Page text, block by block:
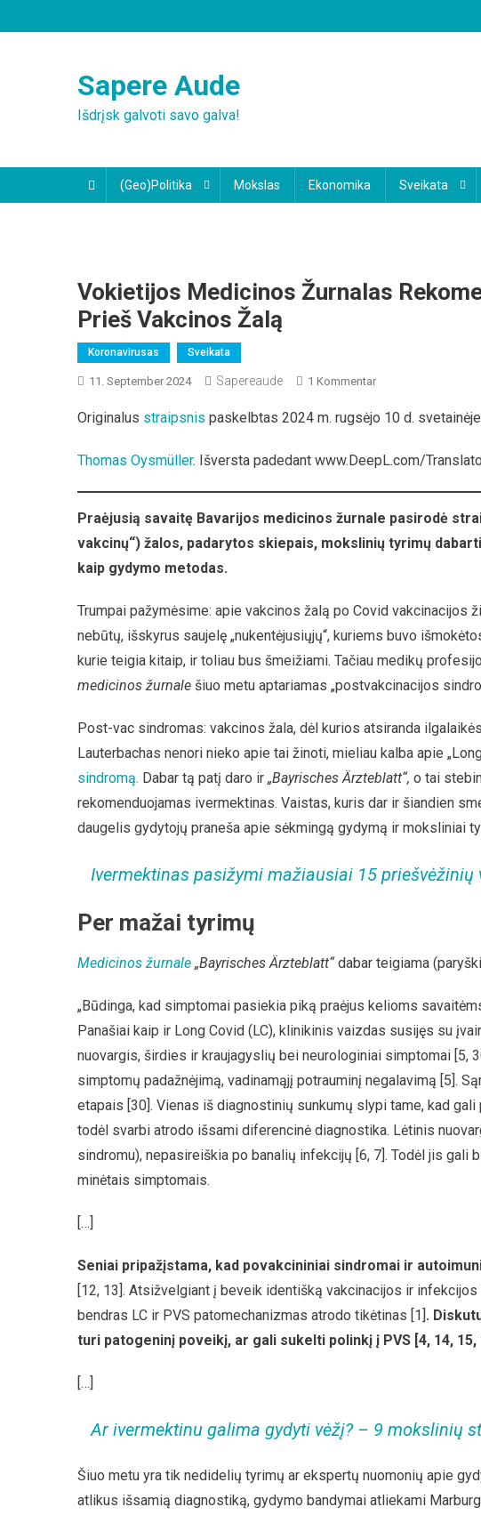
to
Sapere Aude
Išdrįsk galvoti savo galva!
(Geo)Politika Mokslas Ekonomika Sveikata
Vokietijos Medicinos Žurnalas
Prieš Vakcinos Žalą
Koronavirusas Sveikata
11. September 2024 Sapereaude 1 KommentarZu
Medicinos
Rekomenduoja
Prieš
Vakcinos
Originalus straipsnis paskelbtas 2024 m. rugsėjo 10 d. svetainėje
Thomas Oysmüller. Išversta padedant www.DeepL.com/
Praėjusią savaitę Bavarijos medicinos žurnale pasirodė
vakcinų“) žalos, padarytos skiepais, mokslinių tyrimų
kaip gydymo metodas.
Trumpai pažymėsime: apie vakcinos žalą po Covid vakcinacijos
nebūtų, išskyrus saujelę „nukentėjusiųjų“, kuriems buvo
kurie teigia kitaip, ir toliau bus šmeižiami. Tačiau medikų
medicinos žurnale šiuo metu aptariamas „postvakcinacijos
Post-vac sindromas: vakcinos žala, dėl kurios atsiranda
Lauterbachas nenori nieko apie tai žinoti, mieliau kalba apie
sindromą. Dabar tą patį daro ir „Bayrisches Ärzteblatt“, o tai
rekomenduojamas ivermektinas. Vaistas, kuris dar ir šiandien
daugelis gydytojų praneša apie sėkmingą gydymą ir moksliniai
Ivermektinas pasižymi mažiausiai 15 priešvėžinių
Per mažai tyrimų
Medicinos žurnale „Bayrisches Ärzteblatt“dabar teigiama
„Būdinga, kad simptomai pasiekia piką praėjus kelioms
Panašiai kaip ir Long Covid (LC), klinikinis vaizdas susijęs su
nuovargis, širdies ir kraujagyslių bei neurologiniai simptomai [5,
simptomų padažnėjimą, vadinamąjį potrauminį negalavimą [5].
etapais [30]. Vienas iš diagnostinių sunkumų slypi tame, kad
todėl svarbi atrodo išsami diferencinė diagnostika. Lėtinis
sindromu), nepasireiškia po banalių infekcijų [6, 7]. Todėl jis gali
minėtais simptomais.
[…]
Seniai pripažįstama, kad povakcininiai sindromai ir
[12, 13]. Atsižvelgiant į beveik identišką vakcinacijos ir
bendras LC ir PVS patomechanizmas atrodo tikėtinas [1].
turi patogeninį poveikį, ar gali sukelti polinkį į PVS [4, 14, 15,
[…]
Ar ivermektinu galima gydyti vėžį? – 9 mokslinių
Šiuo metu yra tik nedidelių tyrimų ar ekspertų nuomonių apie
atlikus išsamią diagnostiką, gydymo bandymai atliekami